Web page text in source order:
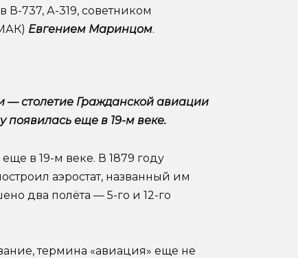
737, А-319, советником
Евгением Маринцом.
— столетие Гражданской авиации
появилась еще в 19-м веке.
в 19-м веке. В 1879 году
аэростат, названный им
два полёта — 5-го и 12-го
термина «авиация» еще не